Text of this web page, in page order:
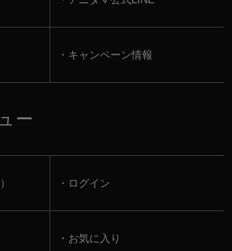
キャンペーン情報
ー
ログイン
お気に入り